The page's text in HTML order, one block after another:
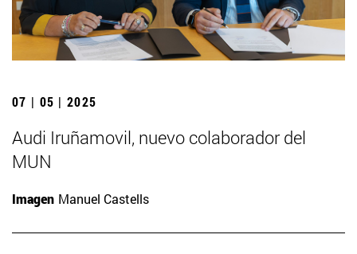
07 | 05 | 2025
Audi Iruñamovil, nuevo colaborador del
MUN
Imagen Manuel Castells